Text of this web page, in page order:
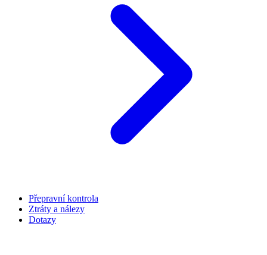
Přepravní kontrola
Ztráty a nálezy
Dotazy